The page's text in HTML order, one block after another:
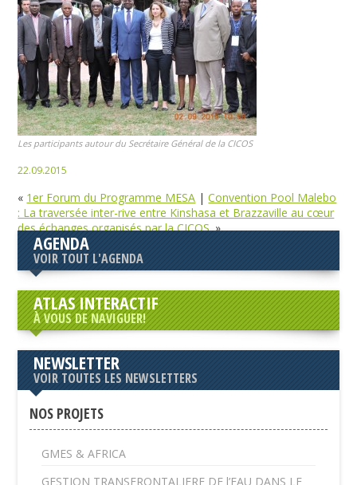
Les participants autour du Secrétaire Général de la CICOS
22.09.2015
« 1er Forum du Programme MESA |Convention Pool Malebo
: La traversée inter-rive entre Kinshasa et Brazzaville au cœur
des échanges organisés par la CICOS.»
AGENDA
VOIR TOUT L'AGENDA
ATLAS INTERACTIF
À VOUS DE NAVIGUER!
NEWSLETTER
VOIR TOUTES LES NEWSLETTERS
NOS PROJETS
GMES & AFRICA
GESTION TRANSFRONTALIERE DE l’EAU DANS LE